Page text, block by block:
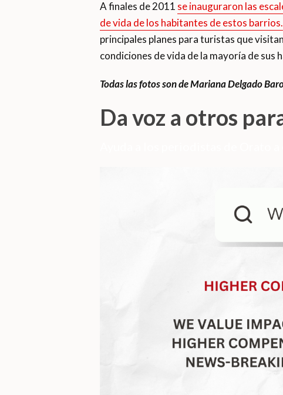
A finales de 2011 se inauguraron las
de vida de los habitantes de estos barrios.
principales planes para turistas que
condiciones de vida de la mayoría de sus
Todas las fotos son de Mariana Delgado
Da voz a otros